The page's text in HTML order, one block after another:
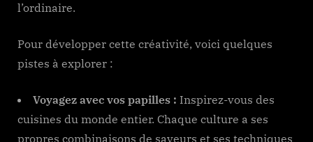
l’ordinaire.
Pour développer cette créativité, voici quelques
pistes à explorer :
Voyagez avec vos papilles : Inspirez-vous des
cuisines du monde entier. Chaque culture a ses
propres combinaisons de saveurs et ses techniques